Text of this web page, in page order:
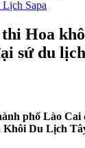
Sapa
thi Hoa
sứ du
phố Lào
Khôi Du Lịch